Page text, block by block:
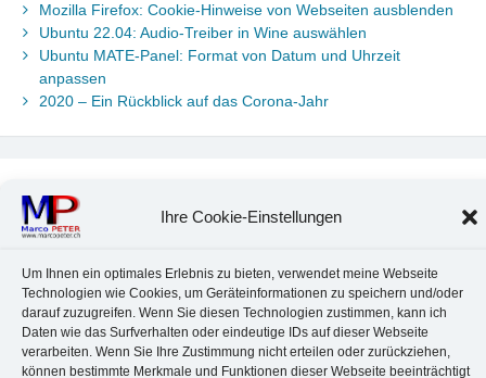
Ihre Cookie-Einstellungen
Um Ihnen ein optimales Erlebnis zu bieten, verwendet meine Webseite
Technologien wie Cookies, um Geräteinformationen zu speichern und/oder
darauf zuzugreifen. Wenn Sie diesen Technologien zustimmen, kann ich
Daten wie das Surfverhalten oder eindeutige IDs auf dieser Webseite
verarbeiten. Wenn Sie Ihre Zustimmung nicht erteilen oder zurückziehen,
können bestimmte Merkmale und Funktionen dieser Webseite beeinträchtigt
Mozilla Firefox: Cookie-Hinweise von Webseiten ausblenden
Ubuntu 22.04: Audio-Treiber in Wine auswählen
Ubuntu MATE-Panel: Format von Datum und Uhrzeit
anpassen
2020 – Ein Rückblick auf das Corona-Jahr
Chr. Kotte
Ubuntu 22.04: Audio-Treiber in Wine auswählen
Uhrzeit anpassen
JohanneszuUbuntu MATE-Panel: Format von Datum und
Uhrzeit anpassen
Brummel Herbolzheimzu Musik-Portrait Nr. 1: Les Assoiffés
aus Mittelbergheim